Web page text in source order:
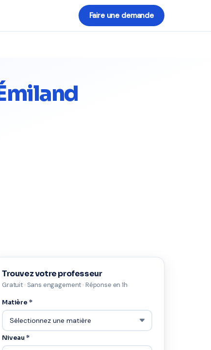
Faire une demande
Trouvez votre professeur
Gratuit · Sans engagement · Réponse en 1h
Matière *
Niveau *